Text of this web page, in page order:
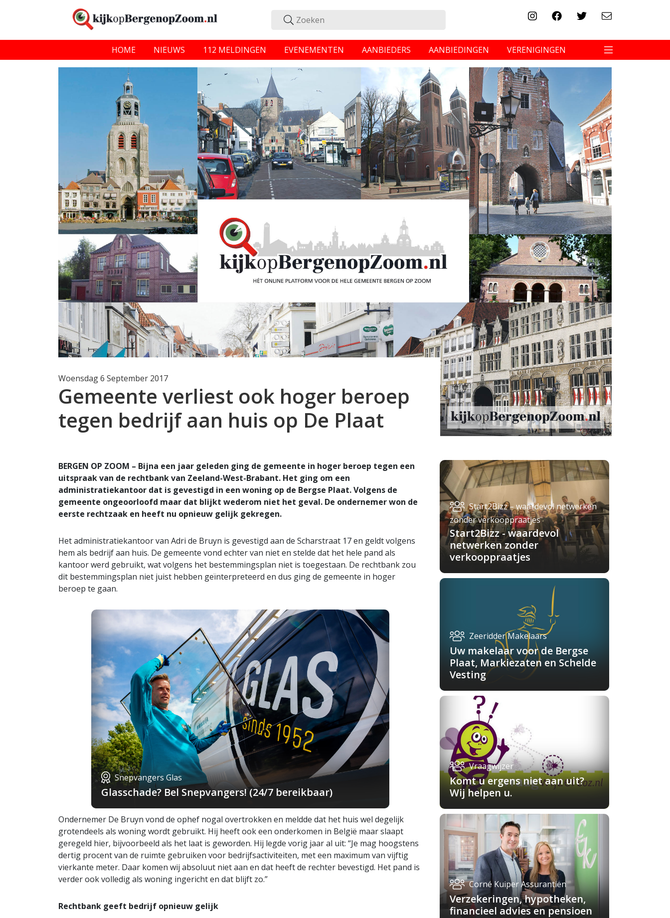
HOME NIEUWS 112 MELDINGEN EVENEMENTEN AANBIEDERS AANBIEDINGEN VERENIGINGEN
Woensdag 6 September 2017
Gemeente verliest ook hoger beroep
tegen bedrijf aan huis op De Plaat
BERGEN OP ZOOM – Bijna een jaar geleden ging de gemeente in hoger beroep tegen een
uitspraak van de rechtbank van Zeeland-West-Brabant. Het ging om een
administratiekantoor dat is gevestigd in een woning op de Bergse Plaat. Volgens de
gemeente ongeoorloofd maar dat blijkt wederom niet het geval. De ondernemer won de
eerste rechtzaak en heeft nu opnieuw gelijk gekregen.
Het administratiekantoor van Adri de Bruyn is gevestigd aan de Scharstraat 17 en geldt volgens
hem als bedrijf aan huis. De gemeente vond echter van niet en stelde dat het hele pand als
kantoor werd gebruikt, wat volgens het bestemmingsplan niet is toegestaan. De rechtbank zou
dit bestemmingsplan niet juist hebben geïnterpreteerd en dus ging de gemeente in hoger
beroep te gaan.
Snepvangers Glas
Glasschade? Bel Snepvangers! (24/7 bereikbaar)
Ondernemer De Bruyn vond de ophef nogal overtrokken en meldde dat het huis wel degelijk
grotendeels als woning wordt gebruikt. Hij heeft ook een onderkomen in België maar slaapt
geregeld hier, bijvoorbeeld als het laat is geworden. Hij legde vorig jaar al uit: “Je mag hoogstens
dertig procent van de ruimte gebruiken voor bedrijfsactiviteiten, met een maximum van vijftig
vierkante meter. Daar komen wij absoluut niet aan en dat heeft de rechter bevestigd. Het pand is
verder ook volledig als woning ingericht en dat blijft zo.”
Rechtbank geeft bedrijf opnieuw gelijk
Start2Bizz – waardevol netwerken
zonder verkooppraatjes
Start2Bizz - waardevol
netwerken zonder
verkooppraatjes
Zeeridder Makelaars
Uw makelaar voor de Bergse
Plaat, Markiezaten en Schelde
Vesting
Vraagwijzer
Komt u ergens niet aan uit?
Wij helpen u.
Corné Kuiper Assurantiën
Verzekeringen, hypotheken,
financieel advies en pensioen